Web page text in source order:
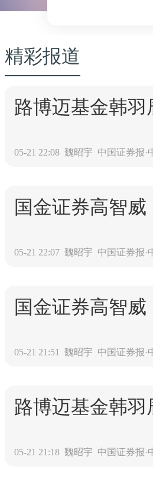
精彩报道
路博迈基金韩羽
05-21 22:08 魏昭宇 中国证券报·
国金证券高智
05-21 22:07 魏昭宇 中国证券报·
国金证券高智
05-21 21:51 魏昭宇 中国证券报·
路博迈基金韩
05-21 21:18 魏昭宇 中国证券报·